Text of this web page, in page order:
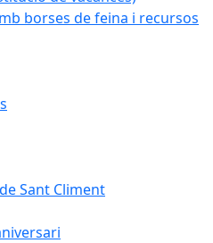
borses de feina i recursos
Sant Climent